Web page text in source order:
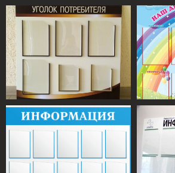
ена на
стенды
Ц